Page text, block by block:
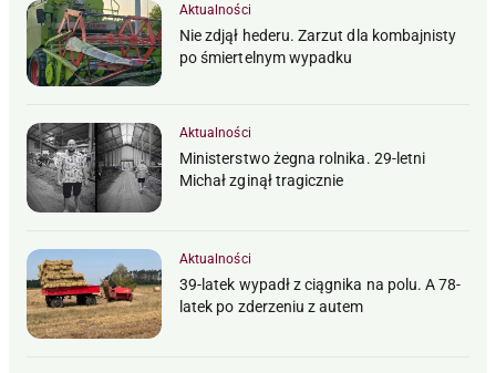
Aktualności
Nie zdjął hederu. Zarzut dla kombajnisty
po śmiertelnym wypadku
Aktualności
Ministerstwo żegna rolnika. 29-letni
Michał zginął tragicznie
Aktualności
39-latek wypadł z ciągnika na polu. A 78-
latek po zderzeniu z autem